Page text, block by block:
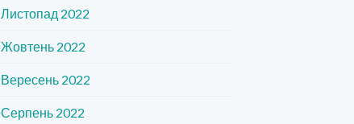
Листопад 2022
Жовтень 2022
Вересень 2022
Серпень 2022